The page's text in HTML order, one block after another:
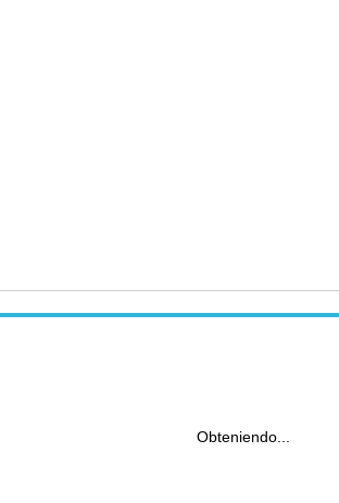
Obteniendo...